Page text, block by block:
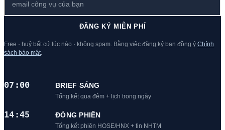
ĐĂNG KÝ MIỄN PHÍ
Free · huỷ bất cứ lúc nào · không spam. Bằng việc đăng ký bạn đồng ý Chính
sách bảo mật
07:00 BRIEF SÁNG
Tổng kết qua đêm + lịch trong ngày
14:45 ĐÓNG PHIÊN
Tổng kết phiên HOSE/HNX + tin NHTM